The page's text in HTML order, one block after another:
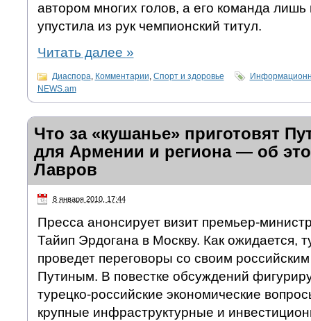
автором многих голов, а его команда
упустила из рук чемпионский титул.
Читать далее »
Диаспора Комментарии Спорт и здоровье
NEWS.am
Что за «кушанье» приготовят
для Армении и региона — об
Лавров
8 января 2010, 17:44
Пресса анонсирует визит премьер-
Тайип Эрдогана в Москву. Как ожидается,
проведет переговоры со своим
Путиным. В повестке обсуждений
турецко-российские экономические
крупные инфраструктурные и